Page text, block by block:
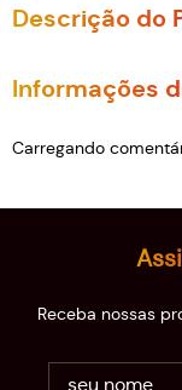
Descrição do
Informações
Carregando
Receba nossas